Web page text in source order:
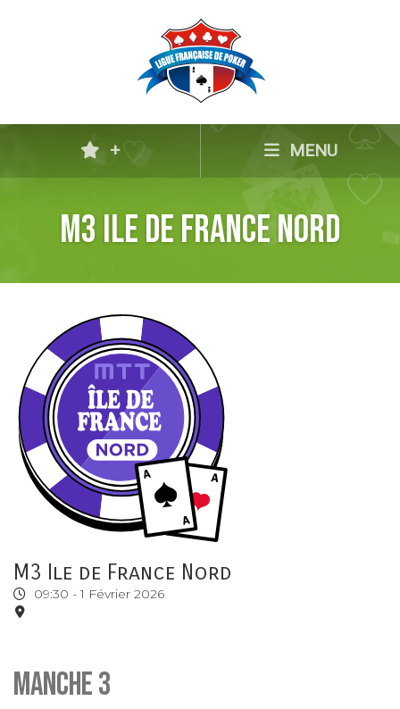
+ MENU
M3 Ile de France Nord
M3 Ile de France Nord
09:30 -1 Février 2026
Manche 3